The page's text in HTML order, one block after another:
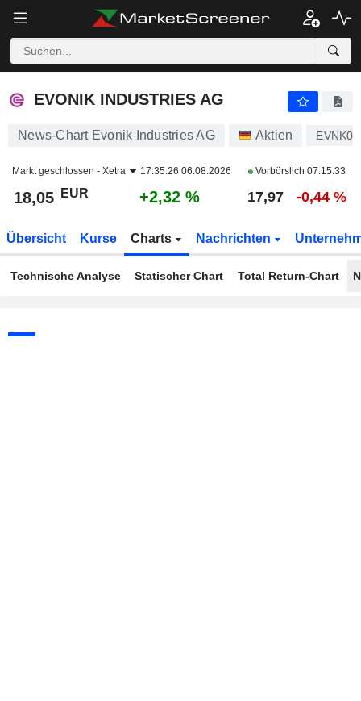
EVONIK INDUSTRIES AG
EVONIK INDUSTRIES AG
News-Chart Evonik Industries AG Aktien EVNK01
Markt geschlossen - Xetra 17:35:26 06.08.2026 Vorbörslich 07:15:33
18,05 EUR +2,32 % 17,97 -0,44 %
Übersicht Kurse Charts Nachrichten
Technische Analyse Statischer Chart Total Return-Chart